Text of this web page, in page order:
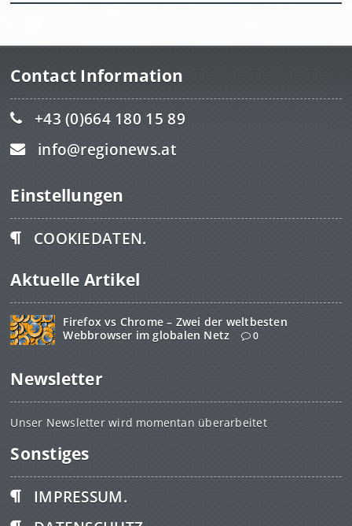
Contact Information
+43 (0)664 180 15 89
info@regionews.at
Einstellungen
COOKIEDATEN.
Aktuelle Artikel
Firefox vs Chrome – Zwei der weltbesten
Webbrowser im globalen Netz
0
Newsletter
Unser Newsletter wird momentan überarbeitet
Sonstiges
IMPRESSUM.